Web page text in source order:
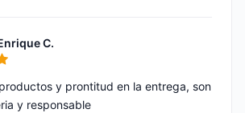
C.
y prontitud en la entrega, son
y responsable